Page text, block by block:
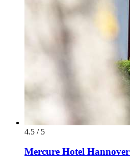
4.5 / 5
Mercure Hotel